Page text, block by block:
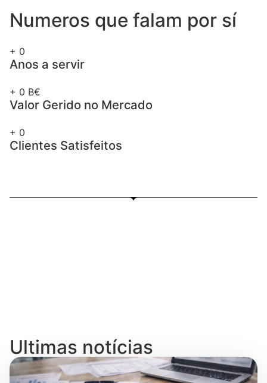
Numeros que falam por sí
+ 0
Anos a servir
+ 0 B€
Valor Gerido no Mercado
+ 0
Clientes Satisfeitos
Ultimas notícias